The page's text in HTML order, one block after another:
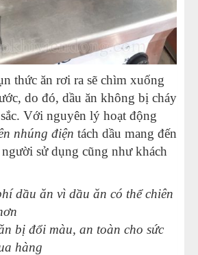
thức ăn rơi ra sẽ chìm xuống
do đó, dầu ăn không bị cháy
Với nguyên lý hoạt động
nhúng điện tách dầu mang đến
sử dụng cũng như khách
dầu ăn vì dầu ăn có thể chiên
bị đổi màu, an toàn cho sức
hàng